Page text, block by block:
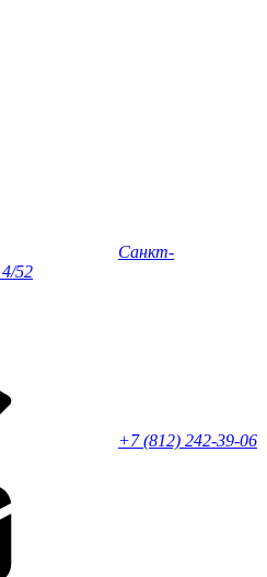
Санкт-
52
+7 (812) 242-39-06